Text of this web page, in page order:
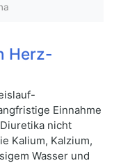
Herz-
Einnahme
nicht
Kalium, Kalzium,
Wasser und